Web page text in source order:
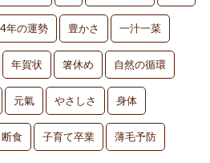
年の運勢 豊かさ 一汁一菜
年賀状 箸休め 自然の循環
元氣 やさしさ 身体
断食 子育て卒業 薄毛予防